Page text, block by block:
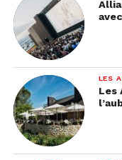
Cookies à
Ingrédients pour
LES
Les